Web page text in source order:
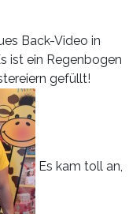
Back-Video in
ist ein Regenbogen
gefüllt!
Es kam toll an,